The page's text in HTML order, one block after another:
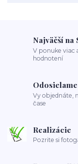
Najväčší na
V ponuke viac
hodnotení
Vy objednáte,
čase
Realizácie
Pozrite si